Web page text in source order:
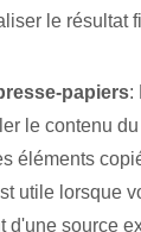
le résultat
papiers:
le contenu
éléments
utile lorsque
d'une source